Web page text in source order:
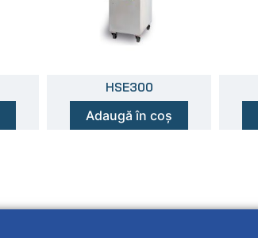
HSE300
Adaugă în coș